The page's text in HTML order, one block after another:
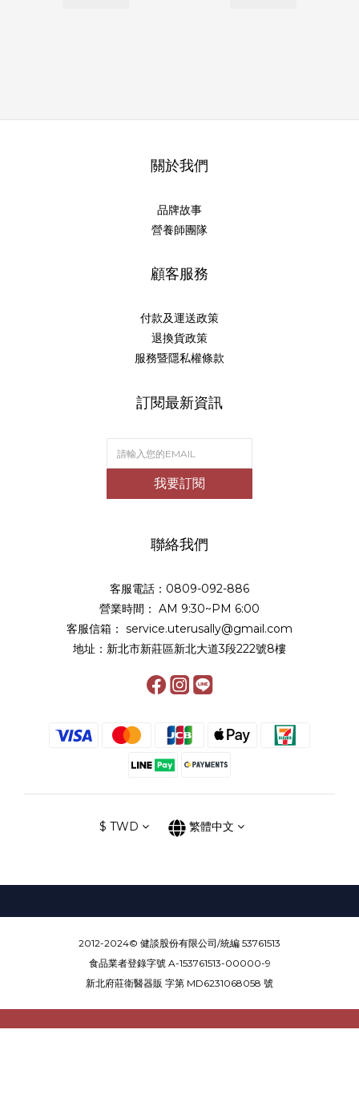
關於我們
品牌故事
營養師團隊
顧客服務
付款及運送政策
退換貨政策
服務暨隱私權條款
訂閱最新資訊
我要訂閱
聯絡我們
客服電話：0809-092-886
營業時間： AM 9:30~PM 6:00
客服信箱： service.uterusally@gmail.com
地址：新北市新莊區新北大道3段222號8樓
$ TWD 繁體中文
2012-2024© 健談股份有限公司/統編 53761513
食品業者登錄字號 A-153761513-00000-9
新北府莊衛醫器販 字第 MD6231068058 號